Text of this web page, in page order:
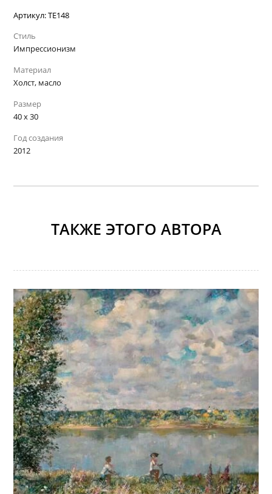
Артикул:TE148
Стиль
Импрессионизм
Материал
Холст, масло
Размер
40 х 30
Год создания
2012
ТАКЖЕ ЭТОГО АВТОРА